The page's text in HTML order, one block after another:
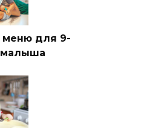
меню для 9-
малыша